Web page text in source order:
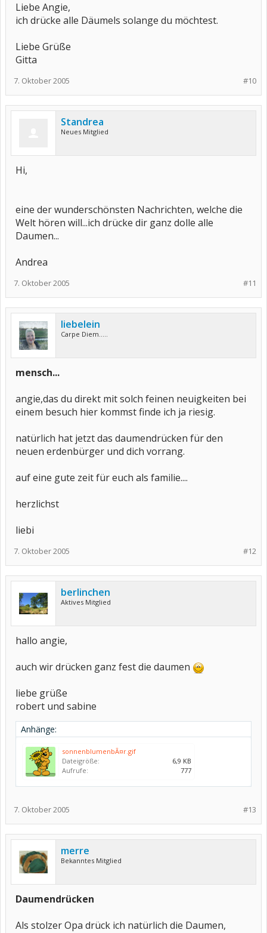
Liebe Angie,
ich drücke alle Däumels solange du möchtest.
Liebe Grüße
Gitta
#10
7. Oktober 2005
Standrea
Neues Mitglied
Hi,
eine der wunderschönsten Nachrichten, welche die
Welt hören will...ich drücke dir ganz dolle alle
Daumen...
Andrea
#11
7. Oktober 2005
liebelein
Carpe Diem.....
mensch...
angie,das du direkt mit solch feinen neuigkeiten bei
einem besuch hier kommst finde ich ja riesig.
natürlich hat jetzt das daumendrücken für den
neuen erdenbürger und dich vorrang.
auf eine gute zeit für euch als familie....
herzlichst
liebi
#12
7. Oktober 2005
berlinchen
Aktives Mitglied
hallo angie,
auch wir drücken ganz fest die daumen
liebe grüße
robert und sabine
Anhänge:
sonnenblumenbÃ¤r.gif
Dateigröße:
6,9 KB
Aufrufe:
777
#13
7. Oktober 2005
merre
Bekanntes Mitglied
Daumendrücken
Als stolzer Opa drück ich natürlich die Daumen,